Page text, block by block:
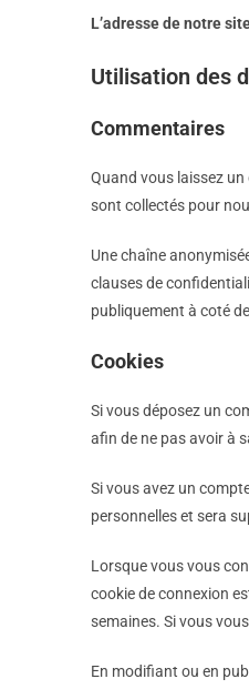
L’adresse de notre
Utilisation des
Commentaires
Quand vous laissez
sont collectés pour
Une chaîne
clauses de
publiquement à coté
Cookies
Si vous déposez un
afin de ne pas avoir à
Si vous avez un
personnelles et sera
Lorsque vous vous
cookie de connexion
semaines. Si vous
En modifiant ou en